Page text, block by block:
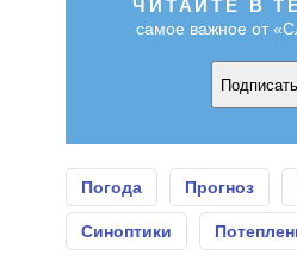
ЧИТАЙТЕ В
самое важное от
Погода Прогноз
Синоптики